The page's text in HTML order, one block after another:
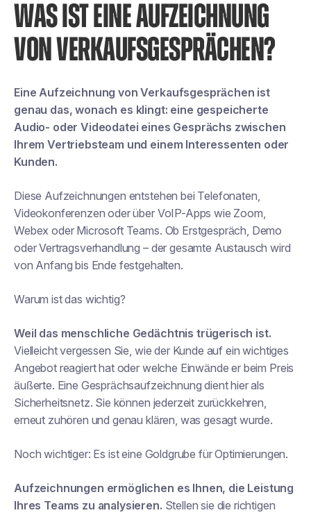
WAS IST EINE AUFZEICHNUNG
VON VERKAUFSGESPRÄCHEN?
Eine Aufzeichnung von Verkaufsgesprächen ist
genau das, wonach es klingt: eine gespeicherte
Audio- oder Videodatei eines Gesprächs zwischen
Ihrem Vertriebsteam und einem Interessenten oder
Kunden.
Diese Aufzeichnungen entstehen bei Telefonaten,
Videokonferenzen oder über VoIP-Apps wie Zoom,
Webex oder Microsoft Teams. Ob Erstgespräch, Demo
oder Vertragsverhandlung – der gesamte Austausch wird
von Anfang bis Ende festgehalten.
Warum ist das wichtig?
Weil das menschliche Gedächtnis trügerisch ist.
Vielleicht vergessen Sie, wie der Kunde auf ein wichtiges
Angebot reagiert hat oder welche Einwände er beim Preis
äußerte. Eine Gesprächsaufzeichnung dient hier als
Sicherheitsnetz. Sie können jederzeit zurückkehren,
erneut zuhören und genau klären, was gesagt wurde.
Noch wichtiger: Es ist eine Goldgrube für Optimierungen.
Aufzeichnungen ermöglichen es Ihnen, die Leistung
Ihres Teams zu analysieren. Stellen sie die richtigen